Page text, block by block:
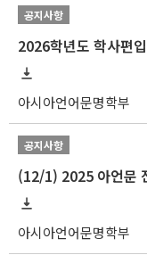
공지사항
2026학년도 학사편
아시아언어문명학부
공지사항
(12/1) 2025 아언문
아시아언어문명학부